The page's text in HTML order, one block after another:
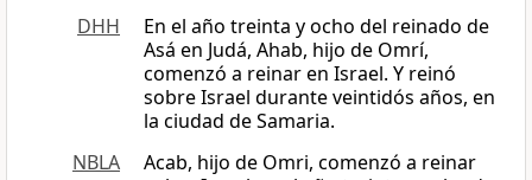
DHH
En el año treinta y ocho del reinado de
Asá en Judá, Ahab, hijo de Omrí,
comenzó a reinar en Israel. Y reinó
sobre Israel durante veintidós años, en
la ciudad de Samaria.
NBLA
Acab, hijo de Omri, comenzó a reinar